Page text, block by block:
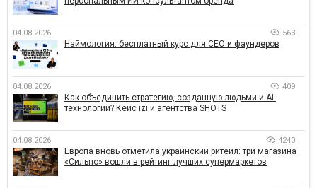
04.08.2026 563
Наймология: бесплатный курс для CEO и фаундеров
04.08.2026 409
Как объединить стратегию, созданную людьми и AI-
технологии? Кейс izi и агентства SHOTS
04.08.2026 4240
Европа вновь отметила украинский ритейл: три магазина
«Сильпо» вошли в рейтинг лучших супермаркетов